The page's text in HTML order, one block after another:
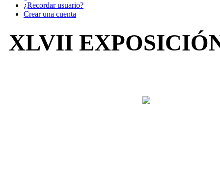
¿Recordar usuario?
Crear una cuenta
XLVII